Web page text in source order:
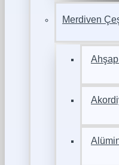
Merdiven